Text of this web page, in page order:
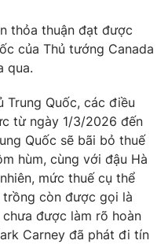
thỏa thuận đạt được
của Thủ tướng Canada
qua.
Trung Quốc, các điều
từ ngày 1/3/2026 đến
Quốc sẽ bãi bỏ thuế
hùm, cùng với đậu Hà
mức thuế cụ thể
còn được gọi là
được làm rõ hoàn
Carney đã phát đi tín